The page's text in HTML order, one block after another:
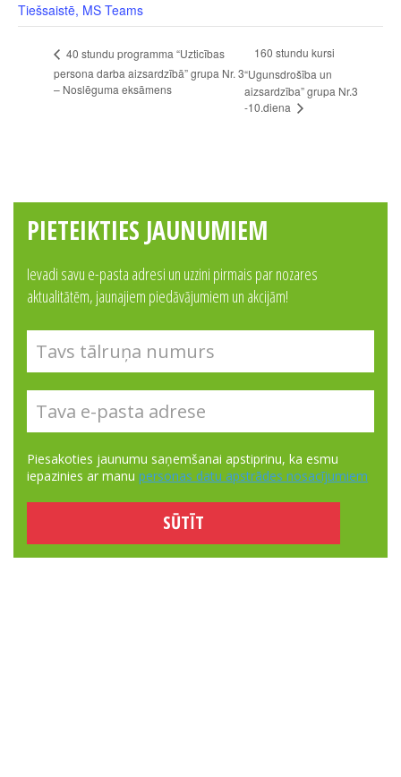
Tiešsaistē, MS Teams
40 stundu programma “Uzticības
persona darba aizsardzībā” grupa Nr. 3
– Noslēguma eksāmens
160 stundu kursi
“Ugunsdrošība un
aizsardzība” grupa Nr.3
-10.diena
PIETEIKTIES JAUNUMIEM
Ievadi savu e-pasta adresi un uzzini pirmais par nozares
aktualitātēm, jaunajiem piedāvājumiem un akcijām!
Piesakoties jaunumu saņemšanai apstiprinu, ka esmu
iepazinies ar manu personas datu apstrādes nosacījumiem